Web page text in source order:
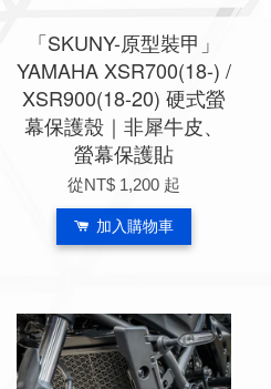
「SKUNY-原型裝甲」
YAMAHA XSR700(18-) /
XSR900(18-20) 硬式螢
幕保護殼｜非犀牛皮、
螢幕保護貼
從NT$ 1,200 起
加入購物車